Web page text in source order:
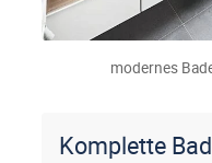
modernes
Komplette